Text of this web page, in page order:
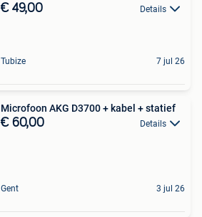
€ 49,00 Details
Tubize 7 jul 26
Microfoon AKG D3700 + kabel + statief
€ 60,00 Details
Gent 3 jul 26